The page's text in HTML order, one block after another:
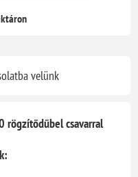
velünk
rögzítődűbel csavarral